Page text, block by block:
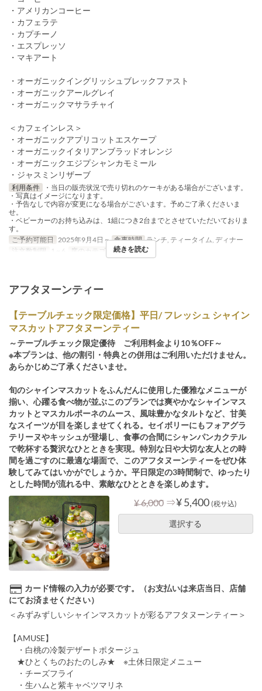
・アメリカンコーヒー
・カフェラテ
・カプチーノ
・エスプレッソ
・マキアート
・オーガニックイングリッシュブレックファスト
・オーガニックアールグレイ
・オーガニックマサラチャイ
＜カフェインレス＞
・オーガニックアプリコットエスケープ
・オーガニックイタリアンブラッドオレンジ
・オーガニックエジプシャンカモミール
・ジャスミンリザーブ
利用条件
・当日の販売状況で売り切れのケーキがある場合がございます。
・写真はイメージになります。
・予告なしで内容が変更になる場合がございます。予めご了承くださいま
せ。
・ベビーカーのお持ち込みは、1組につき2台までとさせていただいておりま
す。
ご予約可能日
2025年9月4日 ~ 食事時間 ランチ, ティータイム, ディナー
注文数制限
1 ~ 6 席のカテゴリ テーブル席
続きを読む
アフタヌーンティー
【テーブルチェック限定価格】平日/ フレッシュ シャイン
マスカットアフタヌーンティー
～テーブルチェック限定優待 ご利用料金より10％OFF～
※本プランは、他の割引・特典との併用はご利用いただけません。
あらかじめご了承くださいませ。
旬のシャインマスカットをふんだんに使用した優雅なメニューが
揃い、心躍る食べ物が並ぶこのプランでは爽やかなシャインマス
カットとマスカルポーネのムース、風味豊かなタルトなど、甘美
なスイーツが目を楽しませてくれる。セイボリーにもフォアグラ
テリーヌやキッシュが登場し、食事の合間にシャンパンカクテル
で乾杯する贅沢なひとときを実現。特別な日や大切な友人との時
間を過ごすのに最適な場面で、このアフタヌーンティーをぜひ体
験してみてはいかがでしょうか。平日限定の3時間制で、ゆったり
とした時間が流れる中、素敵なひとときを楽しめます。
¥ 6,000 ⇒¥ 5,400 (税サ込)
選択する
カード情報の入力が必要です。（お支払いは来店当日、店舗
にてお済ませください）
＜みずみずしいシャインマスカットが彩るアフタヌーンティー＞
【AMUSE】
・白桃の冷製デザートポタージュ
★ひとくちのおたのしみ★ ※土休日限定メニュー
・チーズフライ
・生ハムと紫キャベツマリネ